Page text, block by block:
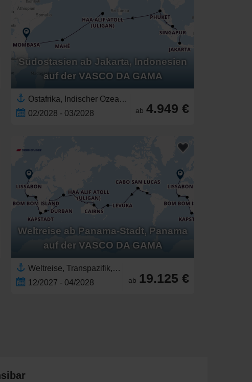
Südostasien ab Jakarta, Indonesien
auf der VASCO DA GAMA
Ostafrika, Indischer Ozean,Südostasien,Asien,Seychellen,Afrika,Malediven,Java,Indonesien,Kenia,Sansibar,Tansania,Thailand,Malaysia,Singapur
02/2028 - 03/2028
ab 4.949 €
Weltreise ab Panama-Stadt, Panama
auf der VASCO DA GAMA
Weltreise, Transpazifik,Transatlantik,Afrika,Indischer Ozean,Asien,Südostasien,Pazifik,Ostafrika,Südliches Afrika,Polynesien,Australien,Australien und Neuseeland,Indonesien,Südafrika,Französisch-Polynesien,Mittelamerika,Mexiko,Mexikanische Riviera,Nordamerika,Westmexiko,Seychellen,Südsee,Komoren,Great Barrier Reef, Australien,Java,Costa Rica,Malediven,Madagaskar,Mauritius,São Tomé und Príncipe,Guatemala,Bali,Baja California, Mexiko,Angola,Neukaledonien,Kanarische Inseln,Spanien,Southern Europe,Costa de Lisboa,Europa,Portugal,Namibia,Vanuatu,Fidschi,Kenia,Sydney, Australien,Sansibar,Tansania,Thailand,Malaysia,Panama,Tonga,Singapur,Darwin, Australien,Cookinseln,Réunion
12/2027 - 04/2028
ab 19.125 €